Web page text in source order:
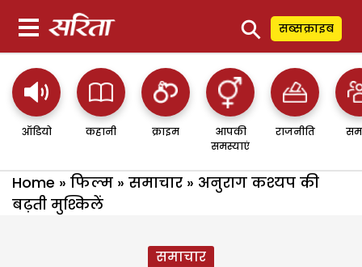
⚲ सब्सक्राइब
ऑडियो कहानी क्राइम
आपकी
समस्याएं
राजनीति
Home » फिल्म » समाचार » अनुराग कश्यप की
बढ़ती मुश्किलें
समाचार